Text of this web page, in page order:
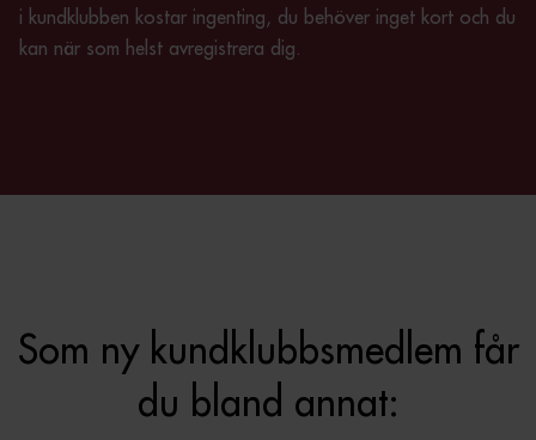
i kundklubben kostar ingenting, du behöver inget kort och du
kan när som helst avregistrera dig.
Som ny kundklubbsmedlem får
du bland annat: